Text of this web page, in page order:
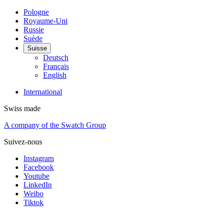
Pologne
Royaume-Uni
Russie
Suède
Suisse
Deutsch
Français
English
International
Swiss made
A company of the Swatch Group
Suivez-nous
Instagram
Facebook
Youtube
LinkedIn
Weibo
Tiktok